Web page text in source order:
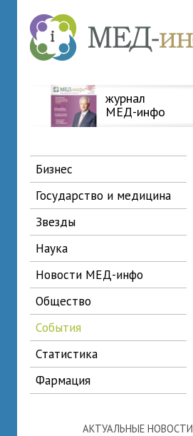
журнал
МЕД-инфо
бизнес
государство и медицина
звезды
наука
новости МЕД-инфо
общество
события
статистика
фармация
АКТУАЛЬНЫЕ НОВОСТИ